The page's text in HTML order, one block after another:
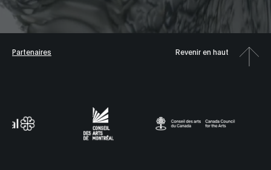
Partenaires Revenir en haut